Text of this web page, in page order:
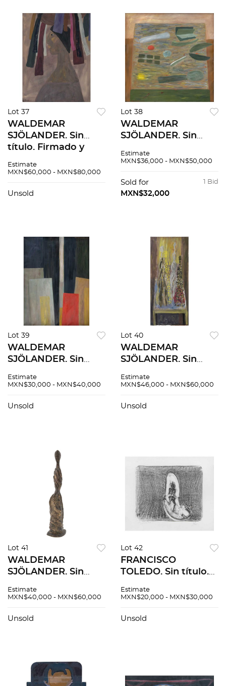
Lot 37
WALDEMAR
SJÖLANDER. Sin
título. Firmado y
Gouache sobre
Estimate
MXN$60,000 - MXN$80,000
Unsold
Lot 38
WALDEMAR
SJÖLANDER. Sin
fechado 1971. Óleo
95.5 cm.
Estimate
MXN$36,000 - MXN$50,000
1 Bid
Sold for
MXN$32,000
Lot 39
WALDEMAR
SJÖLANDER. Sin
fechado 1969. Óleo
cm
Estimate
MXN$30,000 - MXN$40,000
Unsold
Lot 40
WALDEMAR
SJÖLANDER. Sin
fechado 1966. Óleo
madera. 80 x 35 cm
Estimate
MXN$46,000 - MXN$60,000
Unsold
Lot 41
WALDEMAR
SJÖLANDER. Sin
fechada 1972.
46 x 15 x 9 cm
Estimate
MXN$40,000 - MXN$60,000
Unsold
Lot 42
FRANCISCO
TOLEDO. Sin título.
/ 25. 39 x 45 cm
Estimate
MXN$20,000 - MXN$30,000
Unsold